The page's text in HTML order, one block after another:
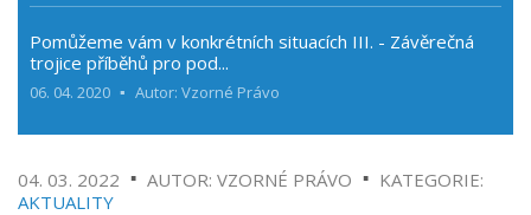
Pomůžeme vám v konkrétních situacích III. - Závěrečná
trojice příběhů pro pod...
06. 04. 2020 Autor: Vzorné Právo
04. 03. 2022 AUTOR: VZORNÉ PRÁVO
KATEGORIE:
AKTUALITY